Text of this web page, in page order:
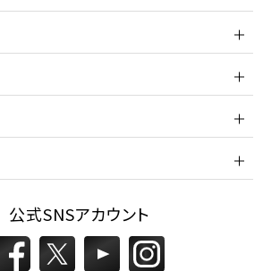
公式SNSアカウント